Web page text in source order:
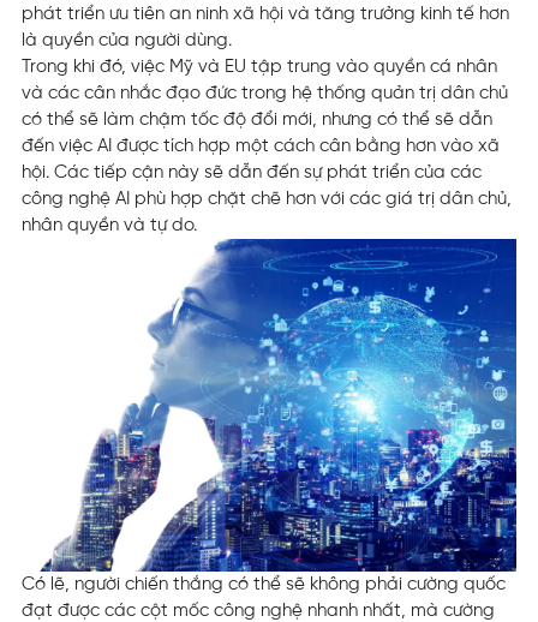
phát triển ưu tiên an ninh xã hội và tăng trưởng kinh tế hơn
là quyền của người dùng.
Trong khi đó, việc Mỹ và EU tập trung vào quyền cá nhân
và các cân nhắc đạo đức trong hệ thống quản trị dân chủ
có thể sẽ làm chậm tốc độ đổi mới, nhưng có thể sẽ dẫn
đến việc AI được tích hợp một cách cân bằng hơn vào xã
hội. Các tiếp cận này sẽ dẫn đến sự phát triển của các
công nghệ AI phù hợp chặt chẽ hơn với các giá trị dân chủ,
nhân quyền và tự do.
Có lẽ, người chiến thắng có thể sẽ không phải cường quốc
đạt được các cột mốc công nghệ nhanh nhất, mà cường